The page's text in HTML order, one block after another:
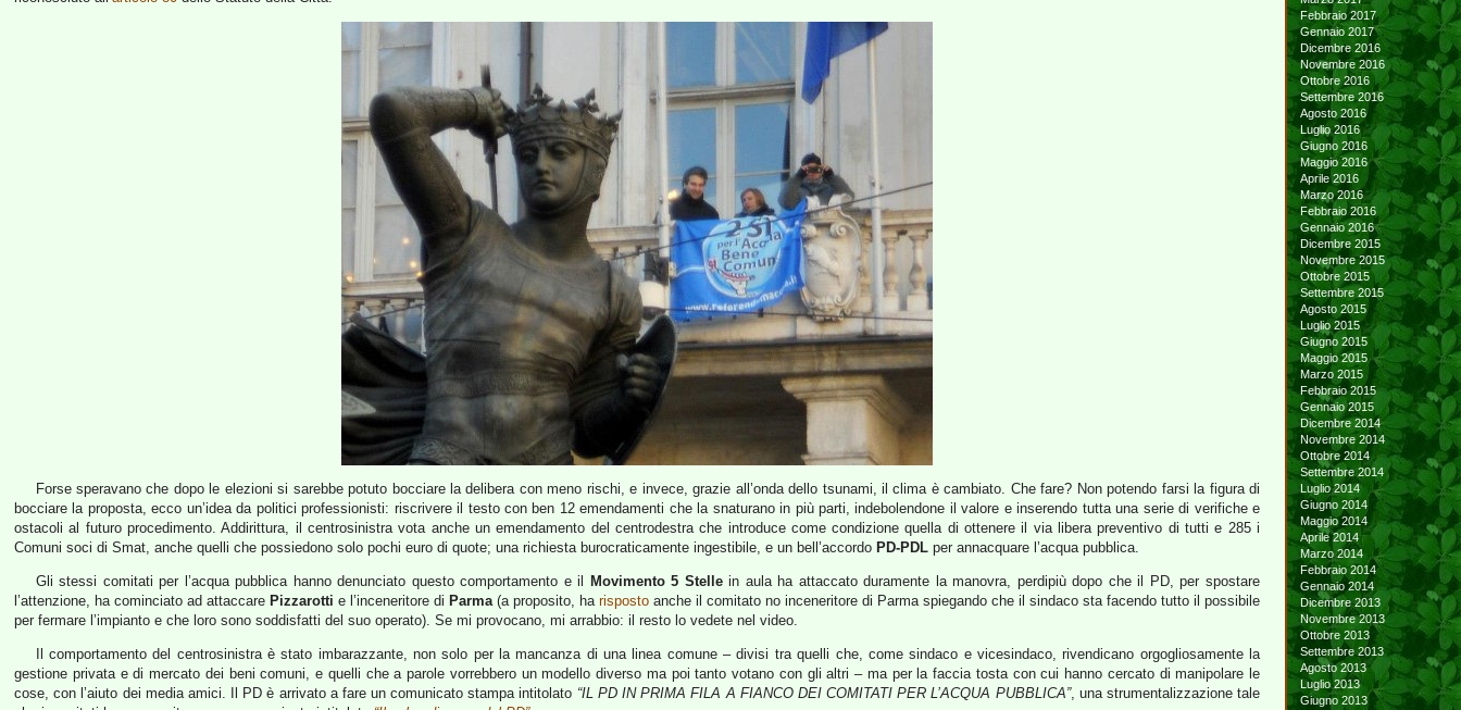
Forse speravano che dopo le elezioni si sarebbe potuto bocciare la delibera con meno rischi, e invece, grazie all’onda dello tsunami, il clima è cambiato. Che fare? Non potendo farsi la figura di
bocciare la proposta, ecco un’idea da politici professionisti: riscrivere il testo con ben 12 emendamenti che la snaturano in più parti, indebolendone il valore e inserendo tutta una serie di verifiche e
ostacoli al futuro procedimento. Addirittura, il centrosinistra vota anche un emendamento del centrodestra che introduce come condizione quella di ottenere il via libera preventivo di tutti e 285 i
Comuni soci di Smat, anche quelli che possiedono solo pochi euro di quote; una richiesta burocraticamente ingestibile, e un bell’accordo PD-PDL per annacquare l’acqua pubblica.
Gli stessi comitati per l’acqua pubblica hanno denunciato questo comportamento e il Movimento 5 Stellein aula ha attaccato duramente la manovra, perdipiù dopo che il PD, per spostare
l’attenzione, ha cominciato ad attaccare Pizzarotti e l’inceneritore di Parma(a proposito, ha risposto anche il comitato no inceneritore di Parma spiegando che il sindaco sta facendo tutto il possibile
per fermare l’impianto e che loro sono soddisfatti del suo operato). Se mi provocano, mi arrabbio: il resto lo vedete nel video.
Il comportamento del centrosinistra è stato imbarazzante, non solo per la mancanza di una linea comune – divisi tra quelli che, come sindaco e vicesindaco, rivendicano orgogliosamente la
gestione privata e di mercato dei beni comuni, e quelli che a parole vorrebbero un modello diverso ma poi tanto votano con gli altri – ma per la faccia tosta con cui hanno cercato di manipolare le
cose, con l’aiuto dei media amici. Il PD è arrivato a fare un comunicato stampa intitolato “IL PD IN PRIMA FILA A FIANCO DEI COMITATI PER L’ACQUA PUBBLICA”, una strumentalizzazione tale
Febbraio 2017
Gennaio 2017
Dicembre 2016
Novembre 2016
Ottobre 2016
Settembre 2016
Agosto 2016
Luglio 2016
Giugno 2016
Maggio 2016
Aprile 2016
Marzo 2016
Febbraio 2016
Gennaio 2016
Dicembre 2015
Novembre 2015
Ottobre 2015
Settembre 2015
Agosto 2015
Luglio 2015
Giugno 2015
Maggio 2015
Marzo 2015
Febbraio 2015
Gennaio 2015
Dicembre 2014
Novembre 2014
Ottobre 2014
Settembre 2014
Luglio 2014
Giugno 2014
Maggio 2014
Aprile 2014
Marzo 2014
Febbraio 2014
Gennaio 2014
Dicembre 2013
Novembre 2013
Ottobre 2013
Settembre 2013
Agosto 2013
Luglio 2013
Giugno 2013